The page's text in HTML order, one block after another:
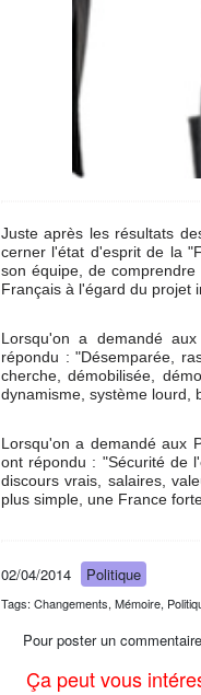
Juste après les résultats
cerner l'état d'esprit de la
son équipe, de
Français à l'égard du projet
Lorsqu'on a demandé
répondu : "Désemparée,
cherche, démobilisée,
dynamisme, système lourd,
Lorsqu'on a demandé aux
ont répondu : "Sécurité de
discours vrais, salaires,
plus simple, une France
02/04/2014 Politique
Tags: Changements, Mémoire,
Pour poster un
Ça peut vous